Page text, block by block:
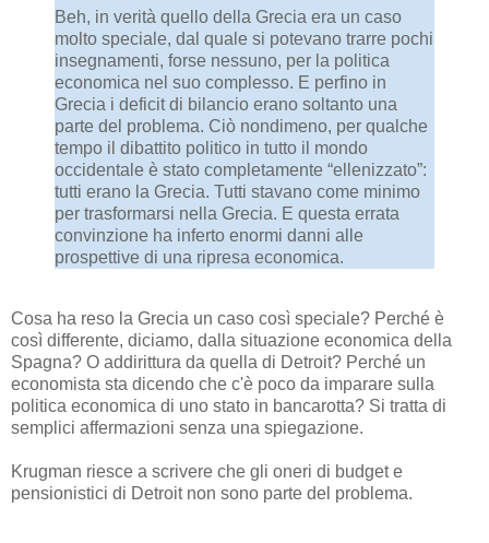
Beh, in verità quello della Grecia era un caso
molto speciale, dal quale si potevano trarre pochi
insegnamenti, forse nessuno, per la politica
economica nel suo complesso. E perfino in
Grecia i deficit di bilancio erano soltanto una
parte del problema. Ciò nondimeno, per qualche
tempo il dibattito politico in tutto il mondo
occidentale è stato completamente “ellenizzato”:
tutti erano la Grecia. Tutti stavano come minimo
per trasformarsi nella Grecia. E questa errata
convinzione ha inferto enormi danni alle
prospettive di una ripresa economica.
Cosa ha reso la Grecia un caso così speciale? Perché è
così differente, diciamo, dalla situazione economica della
Spagna? O addirittura da quella di Detroit? Perché un
economista sta dicendo che c'è poco da imparare sulla
politica economica di uno stato in bancarotta? Si tratta di
semplici affermazioni senza una spiegazione.
Krugman riesce a scrivere che gli oneri di budget e
pensionistici di Detroit non sono parte del problema.